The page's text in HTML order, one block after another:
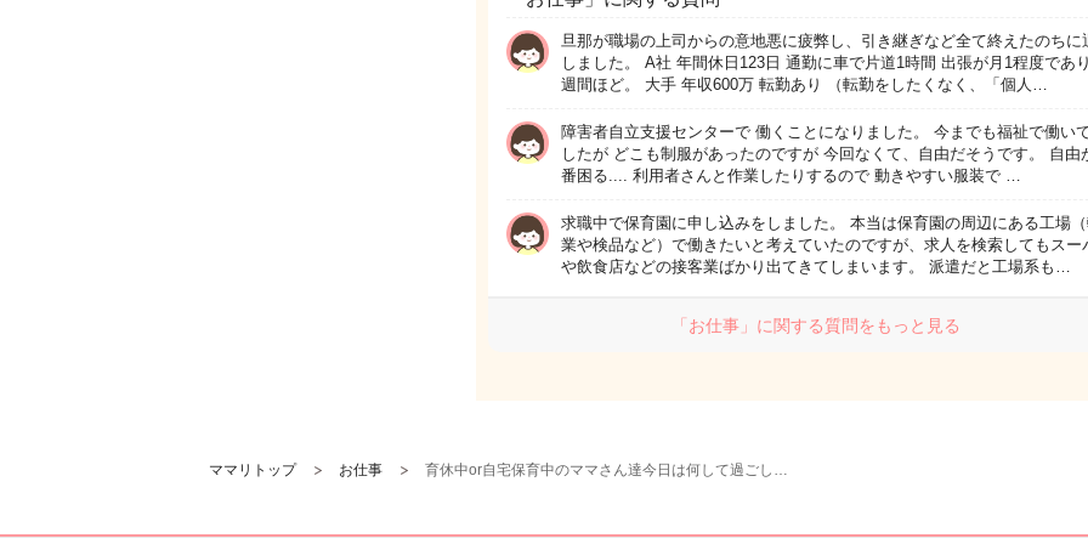
旦那が職場の上司からの意地悪に疲弊し、引き継ぎなど全て終えたのちに
しました。 A社 年間休日123日 通勤に車で片道1時間 出張が月1程度であ
週間ほど。 大手 年収600万 転勤あり （転勤をしたくなく、「個人…
障害者自立支援センターで 働くことになりました。 今までも福祉で働い
したが どこも制服があったのですが 今回なくて、自由だそうです。 自由
番困る.... 利用者さんと作業したりするので 動きやすい服装で …
求職中で保育園に申し込みをしました。 本当は保育園の周辺にある工場
業や検品など）で働きたいと考えていたのですが、求人を検索してもスー
や飲食店などの接客業ばかり出てきてしまいます。 派遣だと工場系も…
「お仕事」に関する質問をもっと見る
ママリトップ お仕事 育休中or自宅保育中のママさん達今日は何して過ごし…